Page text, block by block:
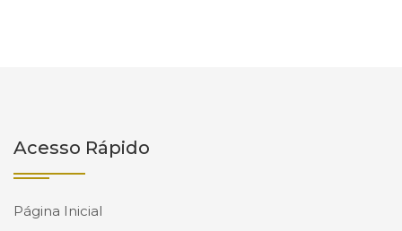
Acesso Rápido
Página Inicial